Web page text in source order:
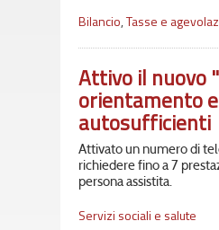
Bilancio,Tasse e
Attivo il nuovo
orientamento
autosufficienti
Attivato un numero di
richiedere fino a 7
persona assistita.
Servizi sociali e salute